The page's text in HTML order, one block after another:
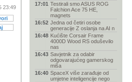
23:49
17:01 Testirali smo ASUS ROG
Falchion Ace 75 HE,
magnets
16:52 Jedna od četiri osobe
generacije Z oslanja na AI n
16:48 Kućište Corsair Frame
4000D Wood RS oduševilo
nas
16:43 Savjetnik za odabir
odgovarajućeg gamerskog
miša
16:40 SpaceX više zarađuje od
umjetne inteligencije nego